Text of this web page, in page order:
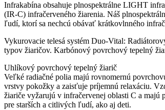
Infrakabína obsahuje plnospektrálne LIGHT
(IR-C) infračerveného žiarenia. Náš
ľudí, ktorí sa nechcú obávať krátkovlnného
Vykurovacie telesá systém Duo-Vital:
typov žiaričov. Karbónový povrchový tepelný
Uhlíkový povrchový tepelný žiarič
Veľké radiačné polia majú rovnomernú
vrstvy pokožky a zaisťuje príjemnú relaxáciu.
žiariče vyžarujú v infračervenej oblasti C a
pre starších a citlivých ľudí, ako aj deti.